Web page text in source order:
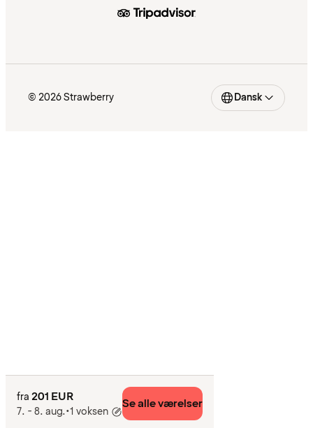
fra 201 EUR
7. - 8. aug.•1 voksen
Se alle værelser
© 2026 Strawberry Dansk